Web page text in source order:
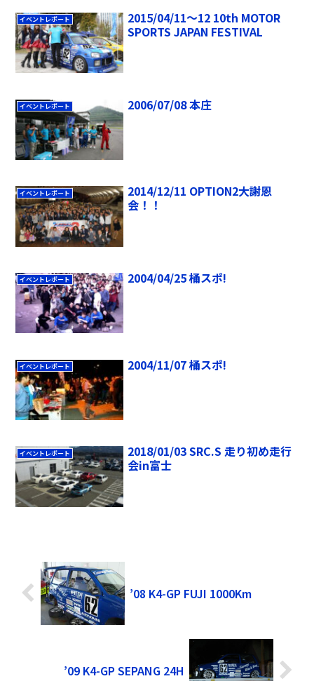
イベントレポート
2015/04/11～12 10th MOTOR
SPORTS JAPAN FESTIVAL
イベントレポート 2006/07/08 本庄
イベントレポート
2014/12/11 OPTION2大謝恩
会！！
イベントレポート 2004/04/25 桶スポ!
イベントレポート 2004/11/07 桶スポ!
イベントレポート
2018/01/03 SRC.S 走り初め走行
会in富士
’08 K4-GP FUJI 1000Km
’09 K4-GP SEPANG 24H